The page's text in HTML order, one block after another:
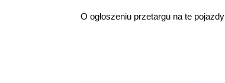
O ogłoszeniu przetargu na te pojazdy